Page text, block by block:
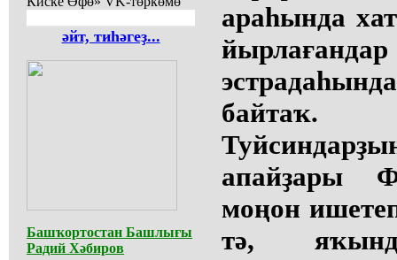
әйт, тиһәгеҙ...
Башҡортостан Башлығы
Радий Хәбиров
араһында
байтаҡ.
апайҙары
моңон
тә,